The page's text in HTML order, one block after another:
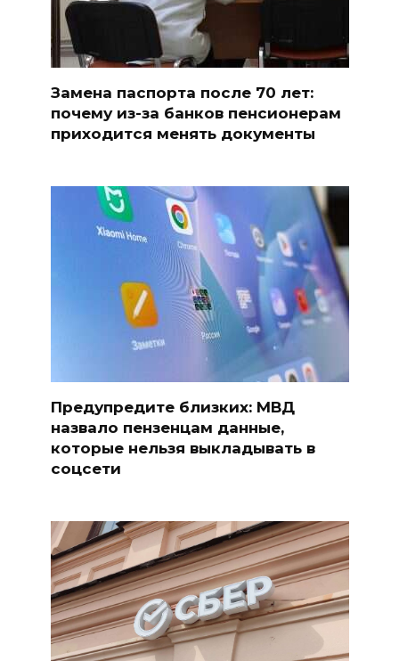
Замена паспорта после 70 лет:
почему из-за банков пенсионерам
приходится менять документы
Предупредите близких: МВД
назвало пензенцам данные,
которые нельзя выкладывать в
соцсети